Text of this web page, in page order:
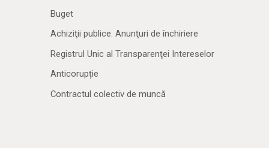
Buget
Achiziţii publice. Anunţuri de închiriere
Registrul Unic al Transparenţei Intereselor
Anticorupție
Contractul colectiv de muncă